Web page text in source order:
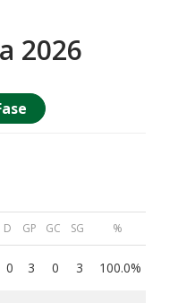
2026
D GP GC SG %
0 3 0 3 100.0%